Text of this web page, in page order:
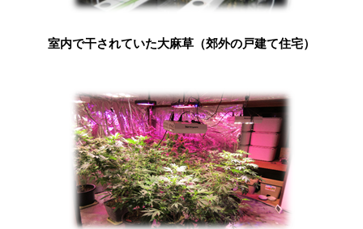
室内で干されていた大麻草 （郊外の戸建て住宅）